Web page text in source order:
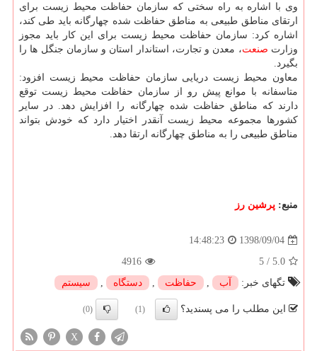
وی با اشاره به راه سختی كه سازمان حفاظت محیط زیست برای
ارتقای مناطق طبیعی به مناطق حفاظت شده چهارگانه باید طی كند،
اشاره كرد: سازمان حفاظت محیط زیست برای این كار باید مجوز
وزارت صنعت، معدن و تجارت، استاندار استان و سازمان جنگل ها را
بگیرد.
معاون محیط زیست دریایی سازمان حفاظت محیط زیست افزود:
متاسفانه با موانع پیش رو از سازمان حفاظت محیط زیست توقع
دارند كه مناطق حفاظت شده چهارگانه را افزایش دهد. در سایر
كشورها مجموعه محیط زیست آنقدر اختیار دارد كه خودش بتواند
مناطق طبیعی را به مناطق چهارگانه ارتقا دهد.
منبع: پرشین رز
1398/09/04
14:48:23
5.0
/
5
4916
تگهای خبر:
آب , حفاظت , دستگاه , سیستم
این مطلب را می پسندید؟ (1)
(0)
X